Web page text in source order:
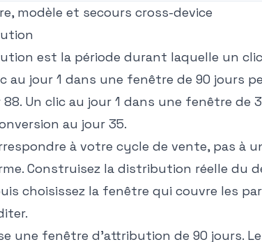
modèle et secours cross-device
est la période durant laquelle un
au jour 1 dans une fenêtre de 90 jours
Un clic au jour 1 dans une fenêtre de
au jour 35.
à votre cycle de vente, pas à
Construisez la distribution réelle du
choisissez la fenêtre qui couvre les
une fenêtre d'attribution de 90 jours.